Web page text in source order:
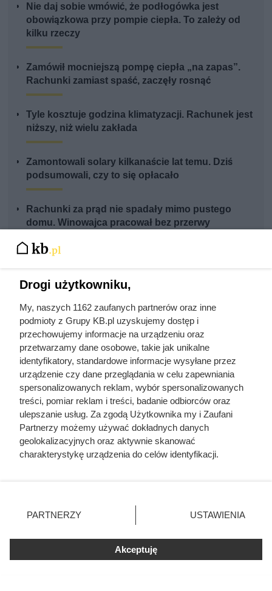
Nie daj sobie wmówić, że podłogówka jest
obowiązkowa przy pompie ciepła. To zależy od
kilku rzeczy
Zamówił mocniejszą pompę ciepła „na zapas”.
Rachunki zamiast spaść, zaczęły rosnąć
Tyle kosztuje godzina klimatyzacji. Rachunek jest
niższy, niż wielu zakłada
Zamontowali solary kilkanaście lat temu. Dziś
podsumowali, czy to się opłacało
Rachunki za prąd nie spadały mimo pustego
domu. Winowajca pracował bez przerwy
Na ile naprawdę wystarcza tona
Drogi użytkowniku,
My, naszych 1162 zaufanych partnerów oraz inne
podmioty z Grupy KB.pl uzyskujemy dostęp i
przechowujemy informacje na urządzeniu oraz
przetwarzamy dane osobowe, takie jak unikalne
identyfikatory, standardowe informacje wysyłane przez
urządzenie czy dane przeglądania w celu zapewniania
spersonalizowanych reklam, wybór spersonalizowanych
treści, pomiar reklam i treści, badanie odbiorców oraz
ulepszanie usług. Za zgodą Użytkownika my i Zaufani
Partnerzy możemy używać dokładnych danych
geolokalizacyjnych oraz aktywnie skanować
charakterystykę urządzenia do celów identyfikacji.
zmienić/wycofać klikając przycisk ustawień prywatności
znajdujący się w lewym dolnym rogu strony. Niektóre
użytkownika, ale masz prawo sprzeciwić się takiemu
przetwarzaniu. Preferencje będą miały zastosowania tylko
PARTNERZY USTAWIENIA
Akceptuję